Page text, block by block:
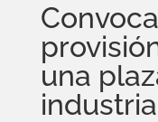
una